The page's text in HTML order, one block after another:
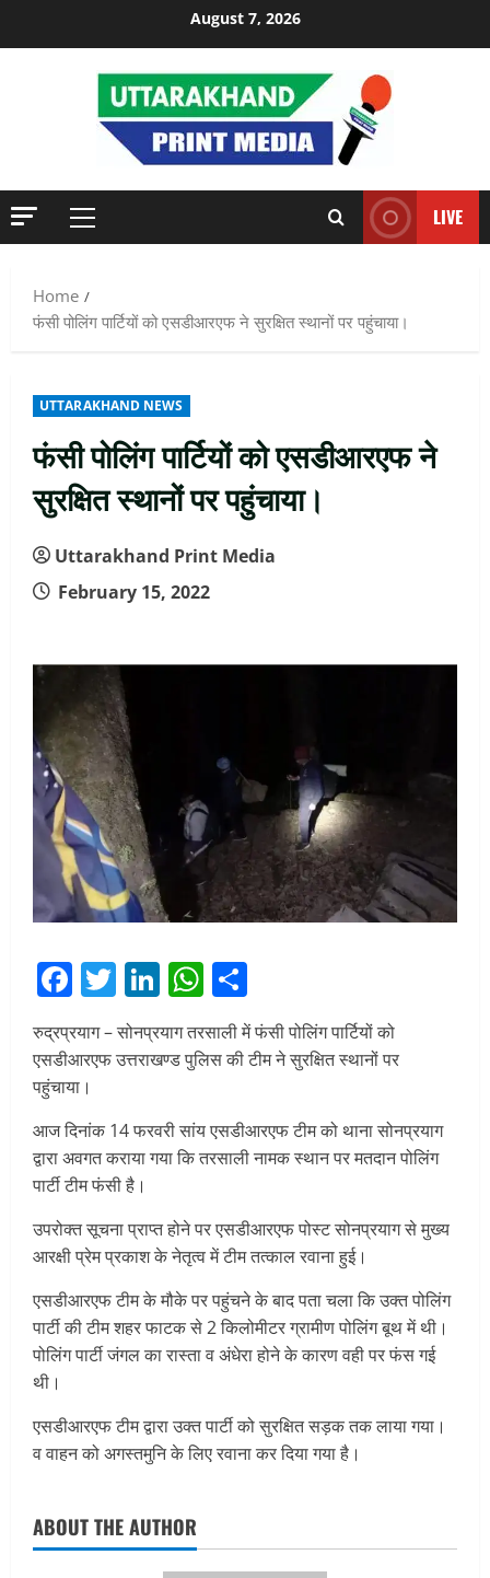
August 7, 2026
Primary
LIVE
Home
फंसी पोलिंग पार्टियों को एसडीआरएफ ने सुरक्षित स्थानों पर पहुंचाया।
UTTARAKHAND NEWS
फंसी पोलिंग पार्टियों को एसडीआरएफ ने
सुरक्षित स्थानों पर पहुंचाया।
Uttarakhand Print Media
February 15, 2022
Facebook
Twitter
LinkedIn
WhatsApp
रुद्रप्रयाग – सोनप्रयाग तरसाली में फंसी पोलिंग पार्टियों को
एसडीआरएफ उत्तराखण्ड पुलिस की टीम ने सुरक्षित स्थानों पर
पहुंचाया।
आज दिनांक 14 फरवरी सांय एसडीआरएफ टीम को थाना सोनप्रयाग
द्वारा अवगत कराया गया कि तरसाली नामक स्थान पर मतदान पोलिंग
पार्टी टीम फंसी है।
उपरोक्त सूचना प्राप्त होने पर एसडीआरएफ पोस्ट सोनप्रयाग से मुख्य
आरक्षी प्रेम प्रकाश के नेतृत्व में टीम तत्काल रवाना हुई।
एसडीआरएफ टीम के मौके पर पहुंचने के बाद पता चला कि उक्त पोलिंग
पार्टी की टीम शहर फाटक से 2 किलोमीटर ग्रामीण पोलिंग बूथ में थी।
पोलिंग पार्टी जंगल का रास्ता व अंधेरा होने के कारण वही पर फंस गई
थी।
एसडीआरएफ टीम द्वारा उक्त पार्टी को सुरक्षित सड़क तक लाया गया।
व वाहन को अगस्तमुनि के लिए रवाना कर दिया गया है।
ABOUT THE AUTHOR